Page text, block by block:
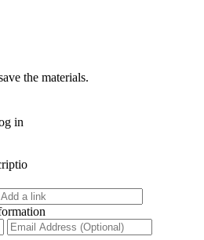
the materials.
in